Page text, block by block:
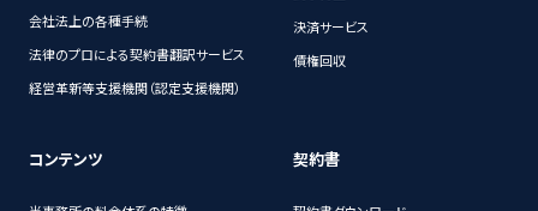
会社法上の各種手続
法律のプロによる契約書翻訳サービス
経営革新等支援機関（認定支援機関）
決済サービス
債権回収
コンテンツ 契約書